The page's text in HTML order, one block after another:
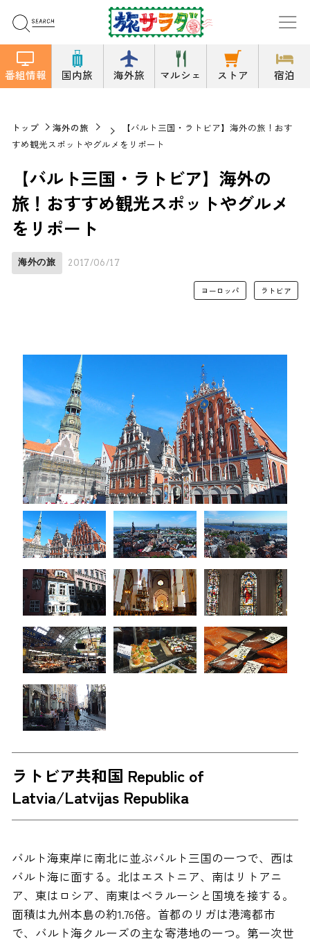
番組情報 国内旅 海外旅 マルシェ ストア 宿泊
トップ 海外の旅
【バルト三国・ラトビア】海外の旅！おす
すめ観光スポットやグルメをリポート
【バルト三国・ラトビア】海外の
旅！おすすめ観光スポットやグルメ
をリポート
海外の旅 2017/06/17
ヨーロッパ ラトビア
ラトビア共和国 Republic of
Latvia/Latvijas Republika
バルト海東岸に南北に並ぶバルト三国の一つで、西は
バルト海に面する。北はエストニア、南はリトアニ
ア、東はロシア、南東はベラルーシと国境を接する。
面積は九州本島の約1.76倍。首都のリガは港湾都市
で、バルト海クルーズの主な寄港地の一つ。第一次世